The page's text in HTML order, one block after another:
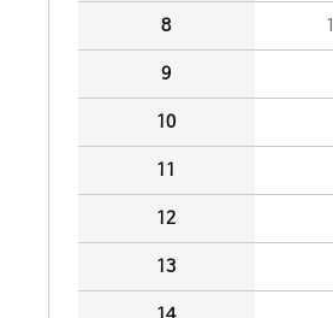
8
9
10
11
12
13
14